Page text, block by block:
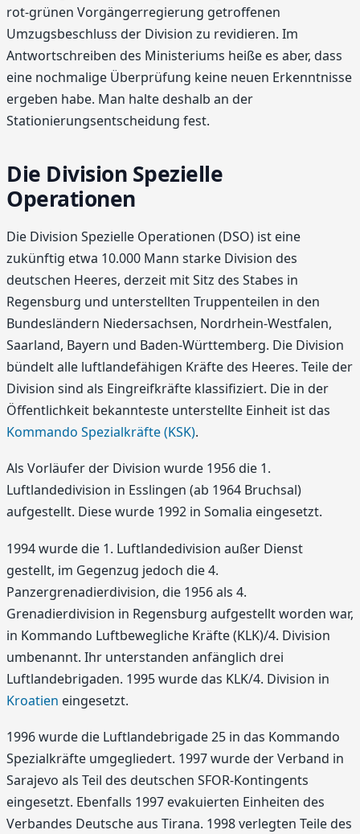
rot-grünen Vorgängerregierung getroffenen
Umzugsbeschluss der Division zu revidieren. Im
Antwortschreiben des Ministeriums heiße es aber, dass
eine nochmalige Überprüfung keine neuen Erkenntnisse
ergeben habe. Man halte deshalb an der
Stationierungsentscheidung fest.
Die Division Spezielle
Operationen
Die Division Spezielle Operationen (DSO) ist eine
zukünftig etwa 10.000 Mann starke Division des
deutschen Heeres, derzeit mit Sitz des Stabes in
Regensburg und unterstellten Truppenteilen in den
Bundesländern Niedersachsen, Nordrhein-Westfalen,
Saarland, Bayern und Baden-Württemberg. Die Division
bündelt alle luftlandefähigen Kräfte des Heeres. Teile der
Division sind als Eingreifkräfte klassifiziert. Die in der
Öffentlichkeit bekannteste unterstellte Einheit ist das
Kommando Spezialkräfte (KSK).
Als Vorläufer der Division wurde 1956 die 1.
Luftlandedivision in Esslingen (ab 1964 Bruchsal)
aufgestellt. Diese wurde 1992 in Somalia eingesetzt.
1994 wurde die 1. Luftlandedivision außer Dienst
gestellt, im Gegenzug jedoch die 4.
Panzergrenadierdivision, die 1956 als 4.
Grenadierdivision in Regensburg aufgestellt worden war,
in Kommando Luftbewegliche Kräfte (KLK)/4. Division
umbenannt. Ihr unterstanden anfänglich drei
Luftlandebrigaden. 1995 wurde das KLK/4. Division in
Kroatien eingesetzt.
1996 wurde die Luftlandebrigade 25 in das Kommando
Spezialkräfte umgegliedert. 1997 wurde der Verband in
Sarajevo als Teil des deutschen SFOR-Kontingents
eingesetzt. Ebenfalls 1997 evakuierten Einheiten des
Verbandes Deutsche aus Tirana. 1998 verlegten Teile des